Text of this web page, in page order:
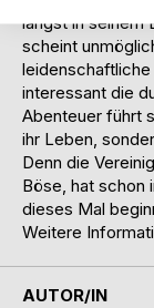
längst in seinem
scheint
leidenschaftliche
interessant die
Abenteuer führt
ihr Leben,
Denn die
Böse, hat schon
dieses Mal
Weitere
AUTOR/IN